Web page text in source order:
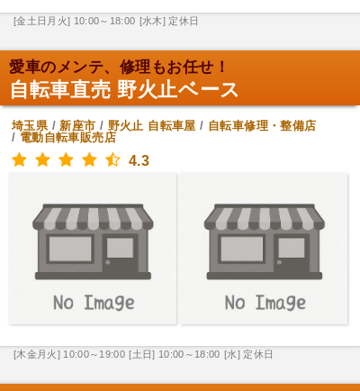
[金土日月火] 10:00～18:00 [水木] 定休日
愛車のメンテ、修理もお任せ！
自転車直売 野火止ベース
埼玉県/新座市 / 野火止 自転車屋 / 自転車修理・整備店
/ 電動自転車販売店
4.3
[木金月火] 10:00～19:00 [土日] 10:00～18:00 [水] 定休日